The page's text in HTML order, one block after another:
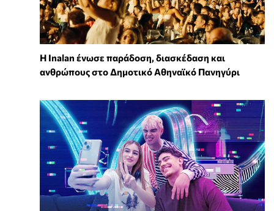
Η Inalan ένωσε παράδοση, διασκέδαση και
ανθρώπους στο Δημοτικό Αθηναϊκό Πανηγύρι